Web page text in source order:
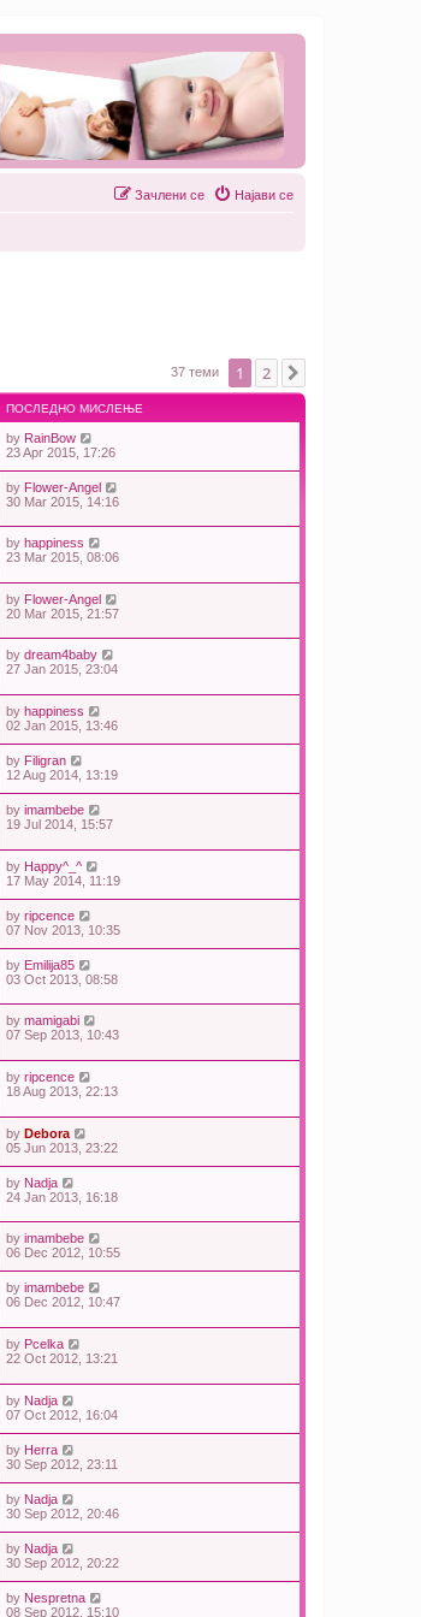
Најави се
Зачлени се
37 теми 1 2
ПОСЛЕДНО МИСЛЕЊЕ
by RainBow
23 Apr 2015, 17:26
by Flower-Angel
30 Mar 2015, 14:16
by happiness
23 Mar 2015, 08:06
by Flower-Angel
20 Mar 2015, 21:57
by dream4baby
27 Jan 2015, 23:04
by happiness
02 Jan 2015, 13:46
by Filigran
12 Aug 2014, 13:19
by imambebe
19 Jul 2014, 15:57
by Happy^_^
17 May 2014, 11:19
by ripcence
07 Nov 2013, 10:35
by Emilija85
03 Oct 2013, 08:58
by mamigabi
07 Sep 2013, 10:43
by ripcence
18 Aug 2013, 22:13
by Debora
05 Jun 2013, 23:22
by Nadja
24 Jan 2013, 16:18
by imambebe
06 Dec 2012, 10:55
by imambebe
06 Dec 2012, 10:47
by Pcelka
22 Oct 2012, 13:21
by Nadja
07 Oct 2012, 16:04
by Herra
30 Sep 2012, 23:11
by Nadja
30 Sep 2012, 20:46
by Nadja
30 Sep 2012, 20:22
by Nespretna
08 Sep 2012, 15:10